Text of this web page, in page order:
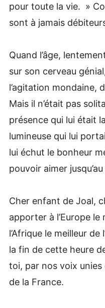
pour toute la vie. »
sont à jamais
Quand l’âge,
sur son cerveau
l’agitation mondaine,
Mais il n’était pas
présence qui lui était
lumineuse qui lui
lui échut le bonheur
pouvoir aimer
Cher enfant de Joal,
apporter à l’Europe le
l’Afrique le meilleur de
la fin de cette heure
toi, par nos voix unies
de la France.